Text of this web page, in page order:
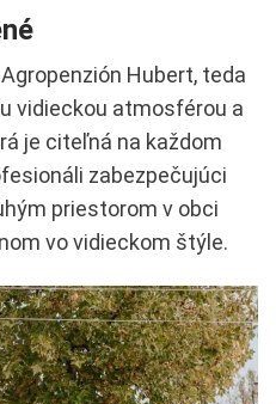
Hubert, teda
vidieckou atmosférou a
je citeľná na každom
zabezpečujúci
priestorom v obci
vo vidieckom štýle.